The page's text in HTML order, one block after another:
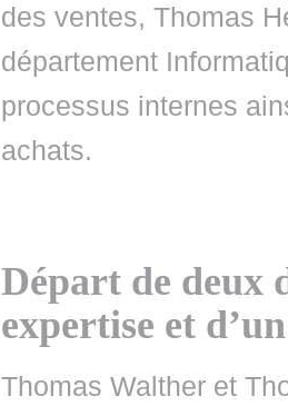
des ventes, Thomas
département
processus internes
achats.
Départ de deux
expertise et
Thomas Walther et